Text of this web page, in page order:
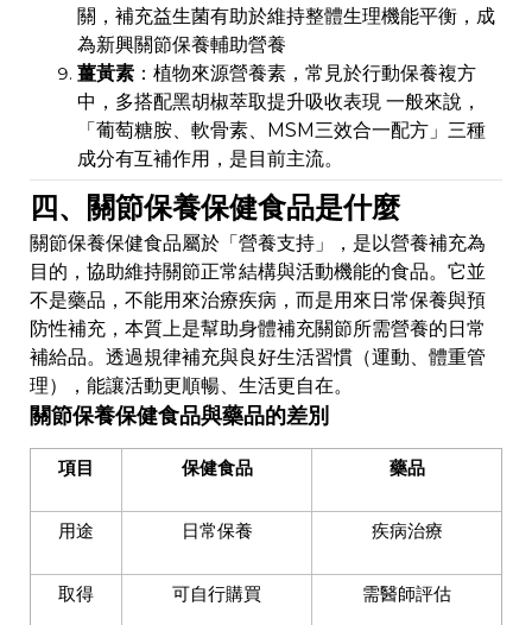
關，補充益生菌有助於維持整體生理機能平衡，成
為新興關節保養輔助營養
薑黃素 ：植物來源營養素，常見於行動保養複方
中，多搭配黑胡椒萃取提升吸收表現 一般來說，
「葡萄糖胺、軟骨素、MSM三效合一配方」三種
成分有互補作用，是目前主流。
四、關節保養保健食品是什麼
關節保養保健食品屬於「營養支持」，是以營養補充為
目的，協助維持關節正常結構與活動機能的食品。它並
不是藥品，不能用來治療疾病，而是用來日常保養與預
防性補充，本質上是幫助身體補充關節所需營養的日常
補給品。透過規律補充與良好生活習慣（運動、體重管
理），能讓活動更順暢、生活更自在。
關節保養保健食品與藥品的差別
項目 保健食品 藥品
用途 日常保養 疾病治療
取得 可自行購買 需醫師評估